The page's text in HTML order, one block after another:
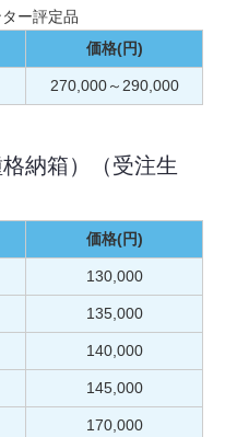
ー評定品
価格(円)
270,000～290,000
納箱）（受注生
価格(円)
130,000
135,000
140,000
145,000
170,000